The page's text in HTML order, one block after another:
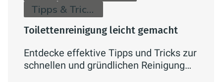
Tipps & Tricks
Toilettenreinigung leicht gemacht
Entdecke effektive Tipps und Tricks zur
schnellen und gründlichen Reinigung